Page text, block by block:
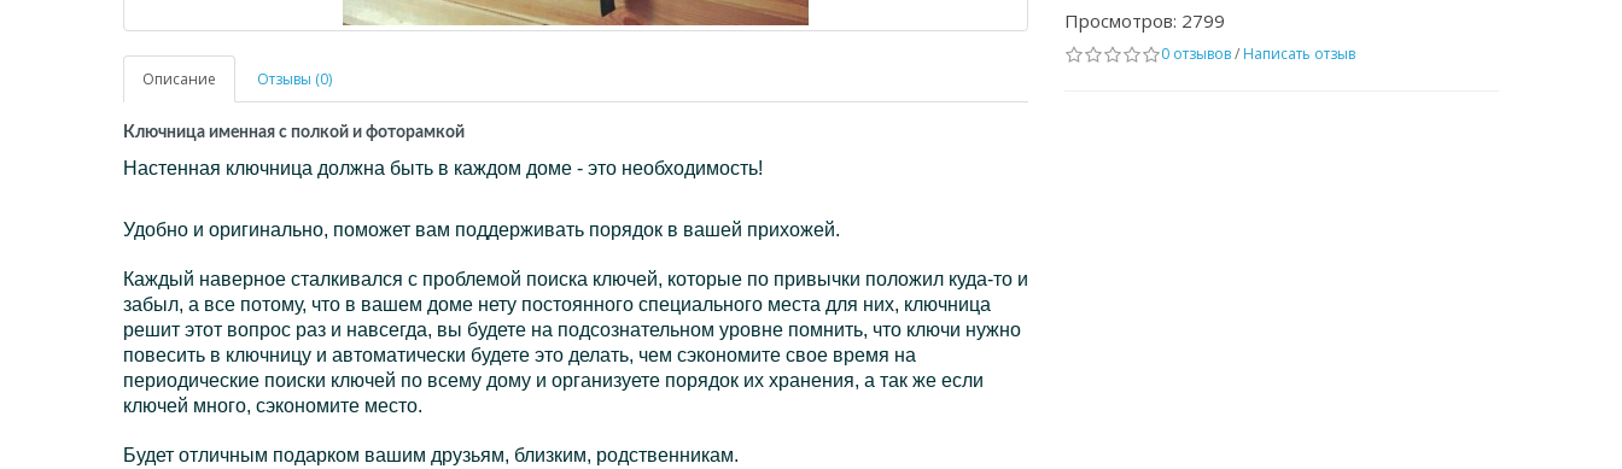
Описание Отзывы (0)
Ключница именная с полкой и фоторамкой
Настенная ключница должна быть в каждом доме - это необходимость!
Удобно и оригинально, поможет вам поддерживать порядок в вашей прихожей.
Каждый наверное сталкивался с проблемой поиска ключей, которые по привычки положил куда-то и
забыл, а все потому, что в вашем доме нету постоянного специального места для них, ключница
решит этот вопрос раз и навсегда, вы будете на подсознательном уровне помнить, что ключи нужно
повесить в ключницу и автоматически будете это делать, чем сэкономите свое время на
периодические поиски ключей по всему дому и организуете порядок их хранения, а так же если
ключей много, сэкономите место.
Будет отличным подарком вашим друзьям, близким, родственникам.
Просмотров: 2799
0 отзывов/ Написать отзыв